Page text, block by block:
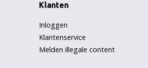
Klanten
Inloggen
Klantenservice
Melden illegale content